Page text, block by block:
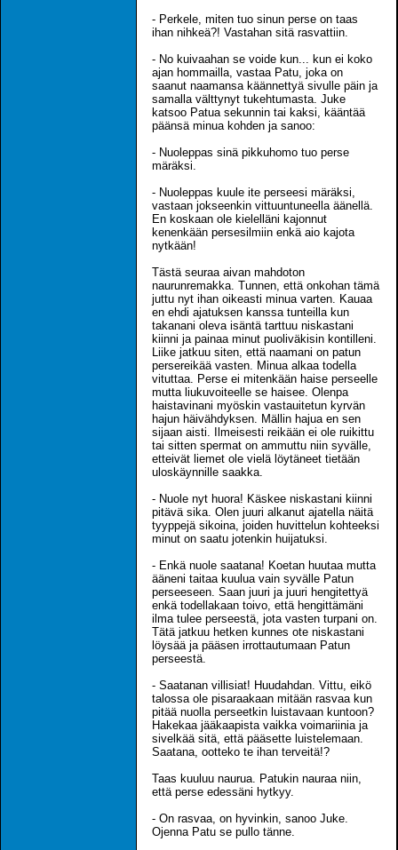
- Perkele, miten tuo sinun perse on taas
ihan nihkeä?! Vastahan sitä rasvattiin.
- No kuivaahan se voide kun... kun ei koko
ajan hommailla, vastaa Patu, joka on
saanut naamansa käännettyä sivulle päin ja
samalla välttynyt tukehtumasta. Juke
katsoo Patua sekunnin tai kaksi, kääntää
päänsä minua kohden ja sanoo:
- Nuoleppas sinä pikkuhomo tuo perse
märäksi.
- Nuoleppas kuule ite perseesi märäksi,
vastaan jokseenkin vittuuntuneella äänellä.
En koskaan ole kielelläni kajonnut
kenenkään persesilmiin enkä aio kajota
nytkään!
Tästä seuraa aivan mahdoton
naurunremakka. Tunnen, että onkohan tämä
juttu nyt ihan oikeasti minua varten. Kauaa
en ehdi ajatuksen kanssa tunteilla kun
takanani oleva isäntä tarttuu niskastani
kiinni ja painaa minut puoliväkisin kontilleni.
Liike jatkuu siten, että naamani on patun
persereikää vasten. Minua alkaa todella
vituttaa. Perse ei mitenkään haise perseelle
mutta liukuvoiteelle se haisee. Olenpa
haistavinani myöskin vastauitetun kyrvän
hajun häivähdyksen. Mällin hajua en sen
sijaan aisti. Ilmeisesti reikään ei ole ruikittu
tai sitten spermat on ammuttu niin syvälle,
etteivät liemet ole vielä löytäneet tietään
uloskäynnille saakka.
- Nuole nyt huora! Käskee niskastani kiinni
pitävä sika. Olen juuri alkanut ajatella näitä
tyyppejä sikoina, joiden huvittelun kohteeksi
minut on saatu jotenkin huijatuksi.
- Enkä nuole saatana! Koetan huutaa mutta
ääneni taitaa kuulua vain syvälle Patun
perseeseen. Saan juuri ja juuri hengitettyä
enkä todellakaan toivo, että hengittämäni
ilma tulee perseestä, jota vasten turpani on.
Tätä jatkuu hetken kunnes ote niskastani
löysää ja pääsen irrottautumaan Patun
perseestä.
- Saatanan villisiat! Huudahdan. Vittu, eikö
talossa ole pisaraakaan mitään rasvaa kun
pitää nuolla perseetkin luistavaan kuntoon?
Hakekaa jääkaapista vaikka voimariinia ja
sivelkää sitä, että pääsette luistelemaan.
Saatana, ootteko te ihan terveitä!?
Taas kuuluu naurua. Patukin nauraa niin,
että perse edessäni hytkyy.
- On rasvaa, on hyvinkin, sanoo Juke.
Ojenna Patu se pullo tänne.